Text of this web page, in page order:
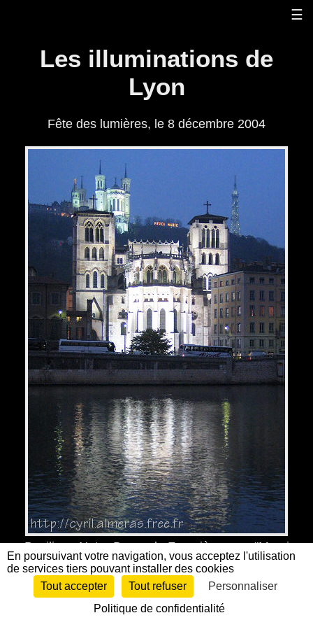
En poursuivant votre navigation, vous acceptez l'utilisation
de services tiers pouvant installer des cookies
Tout accepter
Tout refuser
Personnaliser
Politique de confidentialité
☰
Les illuminations de
Lyon
Fête des lumières, le 8 décembre 2004
Basilique Notre Dame de Fourvière avec "Merci
Marie",
la Cathédrale Saint Jean et la Saône